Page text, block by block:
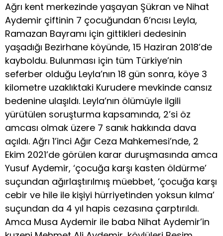
Ağrı kent merkezinde yaşayan Şükran ve Nihat
Aydemir çiftinin 7 çocuğundan 6’ncısı Leyla,
Ramazan Bayramı için gittikleri dedesinin
yaşadığı Bezirhane köyünde, 15 Haziran 2018’de
kayboldu. Bulunması için tüm Türkiye’nin
seferber olduğu Leyla’nın 18 gün sonra, köye 3
kilometre uzaklıktaki Kurudere mevkinde cansız
bedenine ulaşıldı. Leyla’nın ölümüyle ilgili
yürütülen soruşturma kapsamında, 2’si öz
amcası olmak üzere 7 sanık hakkında dava
açıldı. Ağrı 1’inci Ağır Ceza Mahkemesi’nde, 2
Ekim 2021’de görülen karar duruşmasında amca
Yusuf Aydemir, ‘çocuğa karşı kasten öldürme’
suçundan ağırlaştırılmış müebbet, ‘çocuğa karşı
cebir ve hile ile kişiyi hürriyetinden yoksun kılma’
suçundan da 4 yıl hapis cezasına çarptırıldı.
Amca Musa Aydemir ile baba Nihat Aydemir’in